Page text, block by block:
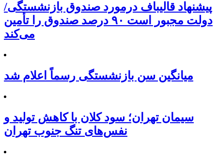
پیشنهاد قالیباف درمورد صندوق بازنشستگی/
دولت مجبور است ۹۰ درصد صندوق را تأمین
می‌کند
میانگین سن بازنشستگی رسماً اعلام شد
سیمان تهران؛ سود کلان با کاهش تولید و
نفس‌های تنگ جنوب تهران